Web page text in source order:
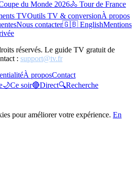
du Monde 2026🚴 Tour de France
TVOutils TV & conversionÀ propos
Nous contacter🇬🇧 EnglishMentions
réservés. Le guide TV gratuit de
: support@tv.fr
À proposContact
🌙Ce soir🔴Direct🔍Recherche
pour améliorer votre expérience. En